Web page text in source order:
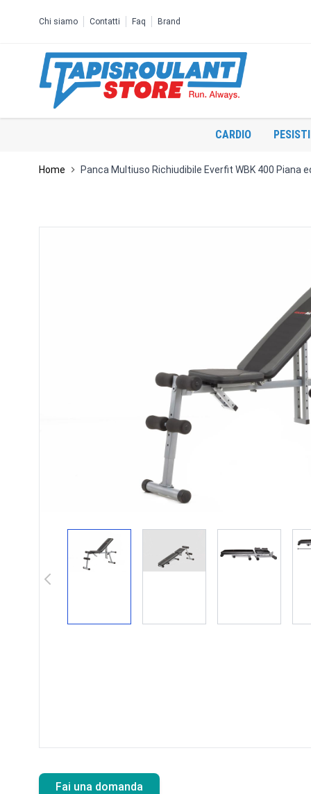
Chi siamo Contatti Faq Brand
CARDIO
Home Panca Multiuso Richiudibile Everfit WBK 400 Piana
Fai una domanda